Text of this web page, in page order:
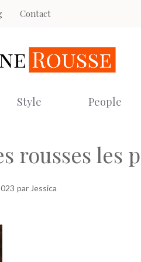
Contact
Style People
rousses les
par Jessica